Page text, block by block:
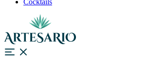
Cocktails